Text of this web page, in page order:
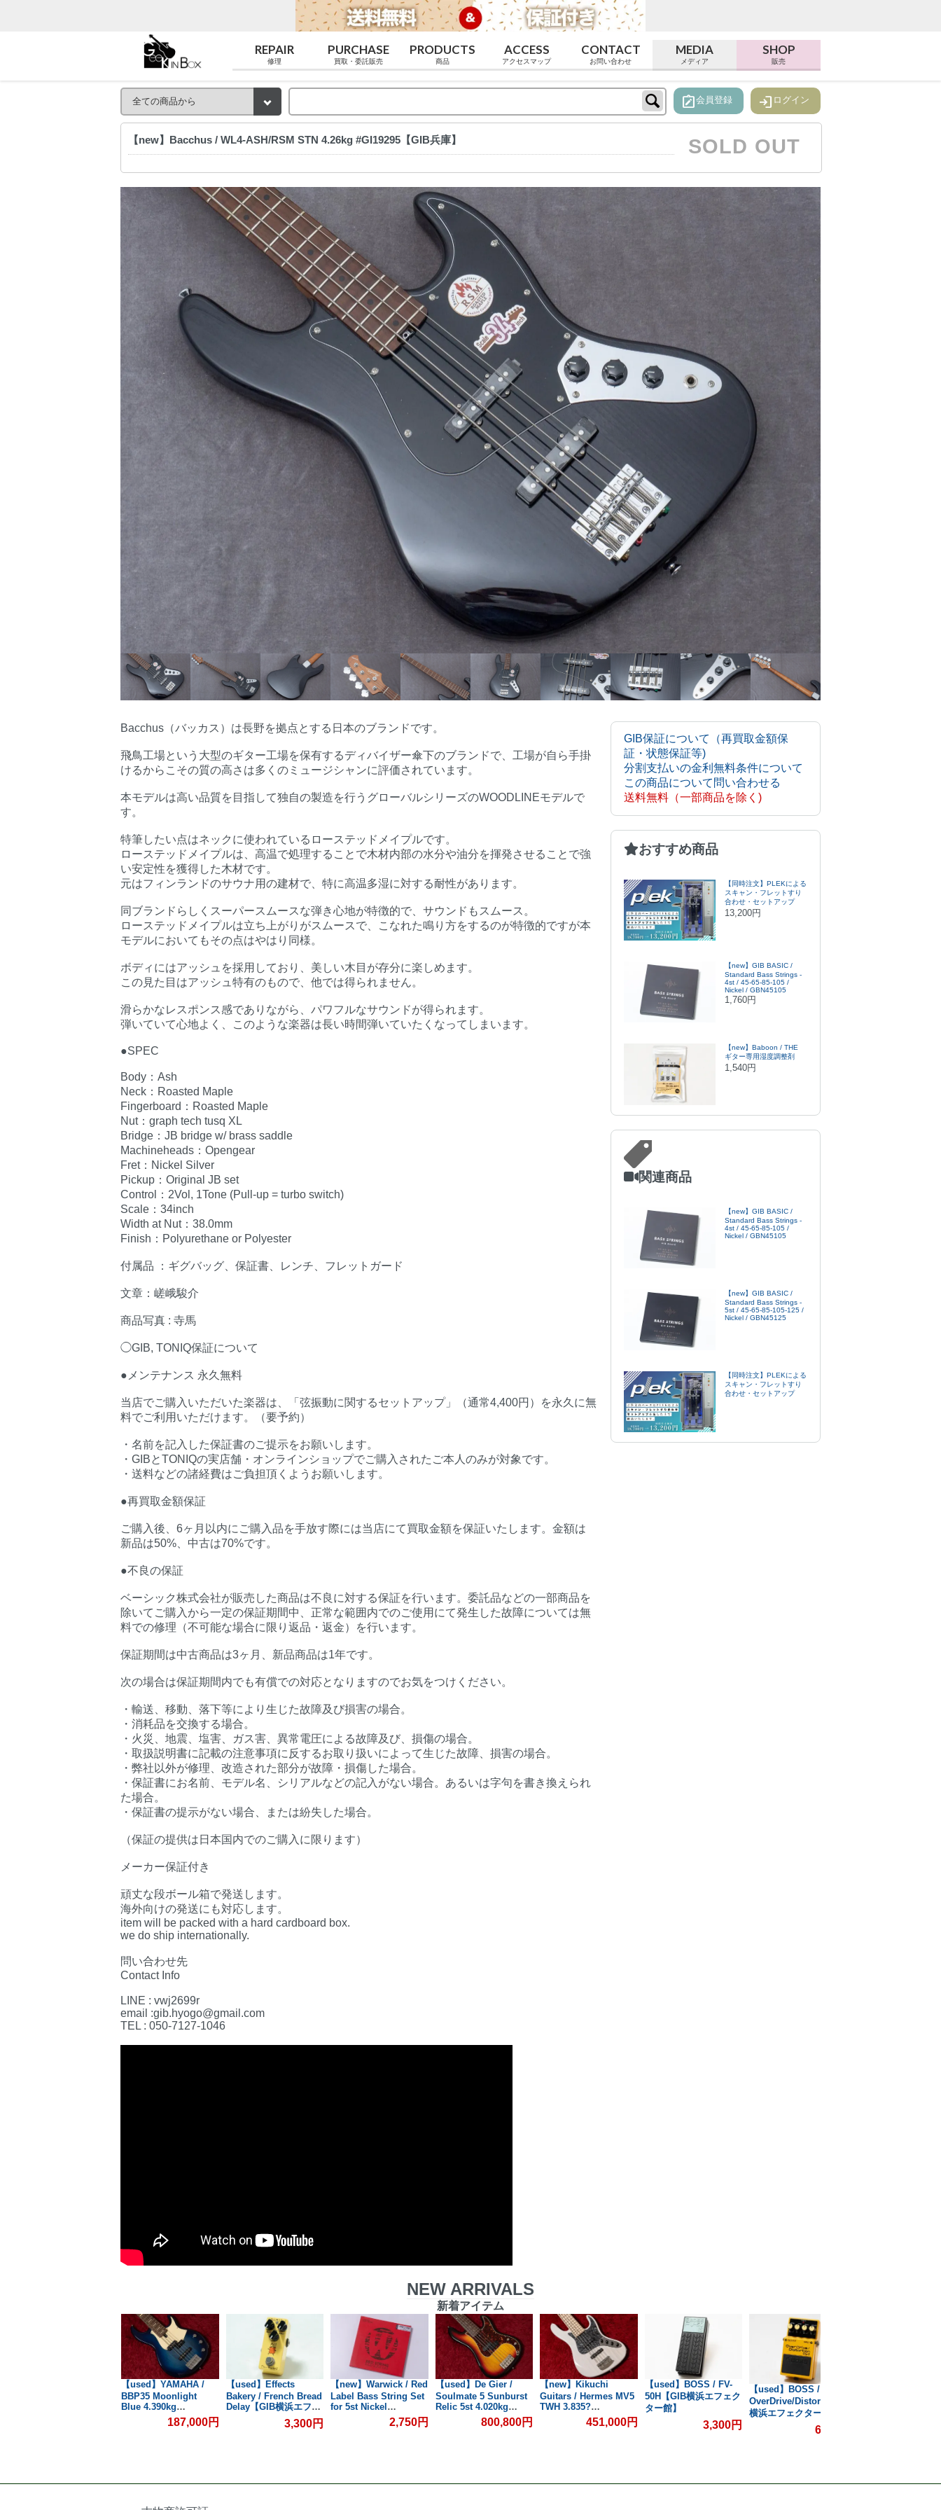
REPAIR
修理
PURCHASE
買取・委託販売
PRODUCTS
商品
ACCESS
アクセスマップ
CONTACT
お問い合わせ
MEDIA
メディア
SHOP
販売
note_alt会員登録 login ログイン
【new】Bacchus / WL4-ASH/RSM STN 4.26kg #GI19295【GIB兵庫】 SOLD OUT
Bacchus（バッカス）は長野を拠点とする日本のブランドです。
飛鳥工場という大型のギター工場を保有するディバイザー傘下のブランドで、工場が自ら手掛
けるからこその質の高さは多くのミュージシャンに評価されています。
本モデルは高い品質を目指して独自の製造を行うグローバルシリーズのWOODLINEモデルで
す。
特筆したい点はネックに使われているローステッドメイプルです。
ローステッドメイプルは、高温で処理することで木材内部の水分や油分を揮発させることで強
い安定性を獲得した木材です。
元はフィンランドのサウナ用の建材で、特に高温多湿に対する耐性があります。
同ブランドらしくスーパースムースな弾き心地が特徴的で、サウンドもスムース。
ローステッドメイプルは立ち上がりがスムースで、こなれた鳴り方をするのが特徴的ですが本
モデルにおいてもその点はやはり同様。
ボディにはアッシュを採用しており、美しい木目が存分に楽しめます。
この見た目はアッシュ特有のもので、他では得られません。
滑らかなレスポンス感でありながら、パワフルなサウンドが得られます。
弾いていて心地よく、このような楽器は長い時間弾いていたくなってしまいます。
●SPEC
Body：Ash
Neck：Roasted Maple
Fingerboard：Roasted Maple
Nut：graph tech tusq XL
Bridge：JB bridge w/ brass saddle
Machineheads：Opengear
Fret：Nickel Silver
Pickup：Original JB set
Control：2Vol, 1Tone (Pull-up = turbo switch)
Scale：34inch
Width at Nut：38.0mm
Finish：Polyurethane or Polyester
付属品 ：ギグバッグ、保証書、レンチ、フレットガード
文章：嵯峨駿介
商品写真 : 寺馬
◯GIB, TONIQ保証について
●メンテナンス 永久無料
当店でご購入いただいた楽器は、「弦振動に関するセットアップ」（通常4,400円）を永久に無
料でご利用いただけます。（要予約）
・名前を記入した保証書のご提示をお願いします。
・GIBとTONIQの実店舗・オンラインショップでご購入されたご本人のみが対象です。
・送料などの諸経費はご負担頂くようお願いします。
●再買取金額保証
ご購入後、6ヶ月以内にご購入品を手放す際には当店にて買取金額を保証いたします。金額は
新品は50%、中古は70%です。
●不良の保証
ベーシック株式会社が販売した商品は不良に対する保証を行います。委託品などの一部商品を
除いてご購入から一定の保証期間中、正常な範囲内でのご使用にて発生した故障については無
料での修理（不可能な場合に限り返品・返金）を行います。
保証期間は中古商品は3ヶ月、新品商品は1年です。
次の場合は保証期間内でも有償での対応となりますのでお気をつけください。
・輸送、移動、落下等により生じた故障及び損害の場合。
・消耗品を交換する場合。
・火災、地震、塩害、ガス害、異常電圧による故障及び、損傷の場合。
・取扱説明書に記載の注意事項に反するお取り扱いによって生じた故障、損害の場合。
・弊社以外が修理、改造された部分が故障・損傷した場合。
・保証書にお名前、モデル名、シリアルなどの記入がない場合。あるいは字句を書き換えられ
た場合。
・保証書の提示がない場合、または紛失した場合。
（保証の提供は日本国内でのご購入に限ります）
メーカー保証付き
頑丈な段ボール箱で発送します。
海外向けの発送にも対応します。
item will be packed with a hard cardboard box.
we do ship internationally.
問い合わせ先
Contact Info
LINE : vwj2699r
email :gib.hyogo@gmail.com
TEL : 050-7127-1046
GIB保証について（再買取金額保
証・状態保証等)
分割支払いの金利無料条件について
この商品について問い合わせる
送料無料（一部商品を除く)
おすすめ商品
【同時注文】PLEKによる
スキャン・フレットすり
合わせ・セットアップ
13,200円
【new】GIB BASIC /
Standard Bass Strings -
4st / 45-65-85-105 /
Nickel / GBN45105
1,760円
【new】Baboon / THE
ギター専用湿度調整剤
1,540円
関連商品
【new】GIB BASIC /
Standard Bass Strings -
4st / 45-65-85-105 /
Nickel / GBN45105
【new】GIB BASIC /
Standard Bass Strings -
5st / 45-65-85-105-125 /
Nickel / GBN45125
【同時注文】PLEKによる
スキャン・フレットすり
合わせ・セットアップ
NEW ARRIVALS
新着アイテム
【used】YAMAHA /
BBP35 Moonlight
Blue 4.390kg
#ILM248E【GIB横浜】
187,000円
【used】Effects
Bakery / French Bread
Delay【GIB横浜エフェ
3,300円
【new】Warwick / Red
Label Bass String Set
for 5st Nickel
045/135【GIB兵庫】
2,750円
【used】De Gier /
Soulmate 5 Sunburst
Relic 5st 4.020kg
#147【委託品】【GIB
800,800円
【new】Kikuchi
Guitars / Hermes MV5
TWH 3.835?
#751【GIB横浜】451,000円
【used】BOSS / FV-
50H【GIB横浜エフェク
ター館】
3,300円
【used】BOSS / OS-2
OverDrive/Distortion【GIB
横浜エフェクター館】
6,600円